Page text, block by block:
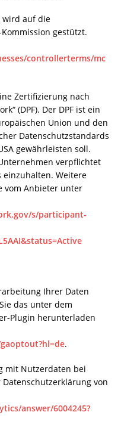
wird auf die
gestützt.
controllerterms/mc
Zertifizierung nach
(DPF). Der DPF ist ein
Union und den
Datenschutzstandards
gewährleisten soll.
verpflichtet
einzuhalten. Weitere
vom Anbieter unter
s/participant-
Ihrer Daten
das unter dem
Plugin herunterladen
.
mit Nutzerdaten bei
von
answer/6004245?